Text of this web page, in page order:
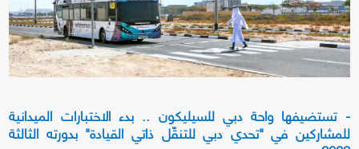
- تستضيفها واحة دبي للسيليكون .. بدء الاختبارات الميدانية
للمشاركين في "تحدي دبي للتنقّل ذاتي القيادة" بدورته الثالثة